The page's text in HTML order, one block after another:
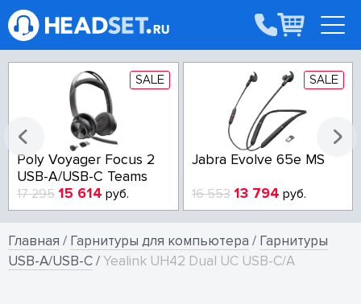
SALE
Poly Voyager Focus 2
USB-A/USB-C Teams
17 295 15 614 руб.
SALE
Jabra Evolve 65e MS
16 553 13 794 руб.
Главная / Гарнитуры для компьютера / Гарнитуры
USB-A/USB-C/Yealink UH42 Dual UC USB-C/A